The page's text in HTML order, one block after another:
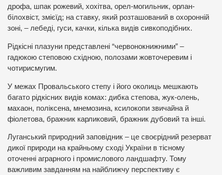
дрофа, шпак рожевий, хохітва, орел-могильник, орлан-
білохвіст, змієїд; на ставку, який розташований в охоронній
зоні, – лебеді, гуси, качки, кілька видів сивкоподібних.
Рідкісні плазуни представлені “червонокнижними” –
гадюкою степовою східною, полозами жовточеревим і
чотирисмугим.
У межах Провальського степу і його околиць мешкають
багато рідкісних видів комах: дибка степова, жук-олень,
махаон, поліксена, мнемозина, ксилокопи звичайна й
фіолетова, бражник карликовий, бражник дубовий та інші.
Луганський природний заповідник – це своєрідний резерват
дикої природи на крайньому сході України в тісному
оточенні аграрного і промислового ландшафту. Тому
важливим завданням на найближчу перспективу є